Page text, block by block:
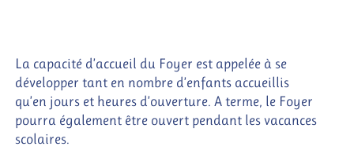
La capacité d’accueil du Foyer est appelée à se
développer tant en nombre d’enfants accueillis
qu’en jours et heures d’ouverture. A terme, le Foyer
pourra également être ouvert pendant les vacances
scolaires.